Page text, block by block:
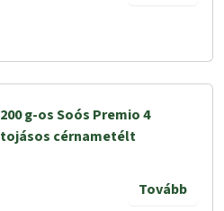
200 g-os Soós Premio 4
tojásos cérnametélt
Tovább